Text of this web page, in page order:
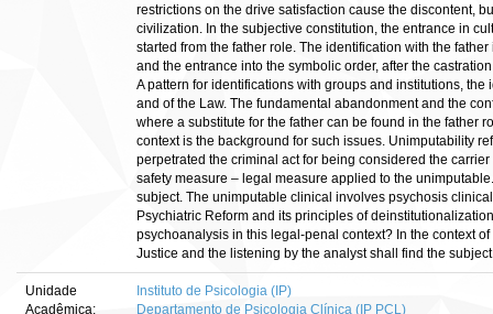
restrictions on the drive satisfaction cause the discontent,
civilization. In the subjective constitution, the entrance in
started from the father role. The identification with the
and the entrance into the symbolic order, after the
A pattern for identifications with groups and institutions,
and of the Law. The fundamental abandonment and the
where a substitute for the father can be found in the father
context is the background for such issues. Unimputability
perpetrated the criminal act for being considered the
safety measure – legal measure applied to the
subject. The unimputable clinical involves psychosis
Psychiatric Reform and its principles of
psychoanalysis in this legal-penal context? In the context
Justice and the listening by the analyst shall find the
Unidade
Acadêmica:
Instituto de Psicologia (IP)
Departamento de Psicologia Clínica (IP PCL)